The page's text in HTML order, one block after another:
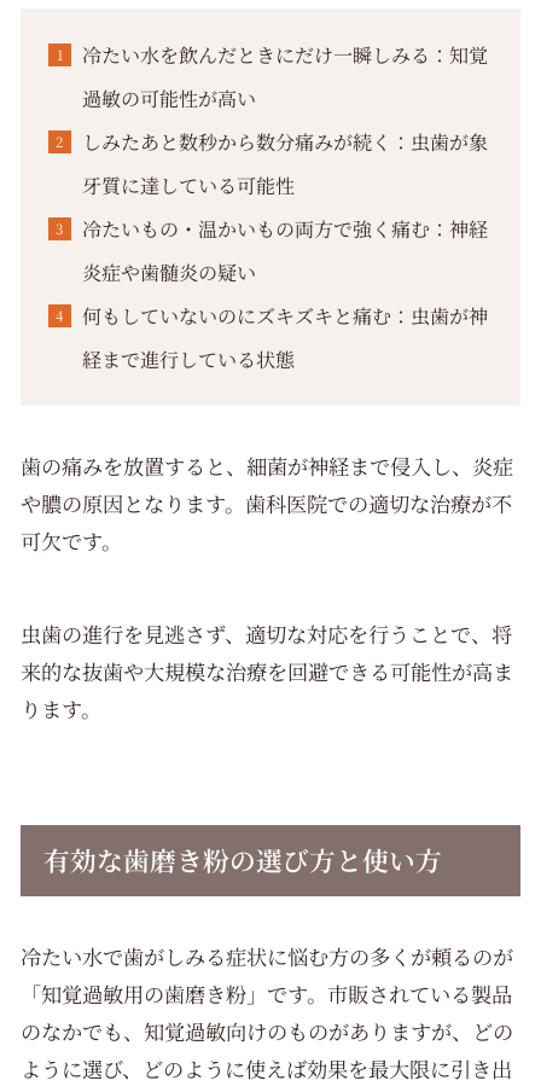
冷たい水を飲んだときにだけ一瞬しみる：知覚
過敏の可能性が高い
しみたあと数秒から数分痛みが続く：虫歯が象
牙質に達している可能性
冷たいもの・温かいもの両方で強く痛む：神経
炎症や歯髄炎の疑い
何もしていないのにズキズキと痛む：虫歯が神
経まで進行している状態
歯の痛みを放置すると、細菌が神経まで侵入し、炎症
や膿の原因となります。歯科医院での適切な治療が不
可欠です。
虫歯の進行を見逃さず、適切な対応を行うことで、将
来的な抜歯や大規模な治療を回避できる可能性が高ま
ります。
有効な歯磨き粉の選び方と使い方
冷たい水で歯がしみる症状に悩む方の多くが頼るのが
「知覚過敏用の歯磨き粉」です。市販されている製品
のなかでも、知覚過敏向けのものがありますが、どの
ように選び、どのように使えば効果を最大限に引き出